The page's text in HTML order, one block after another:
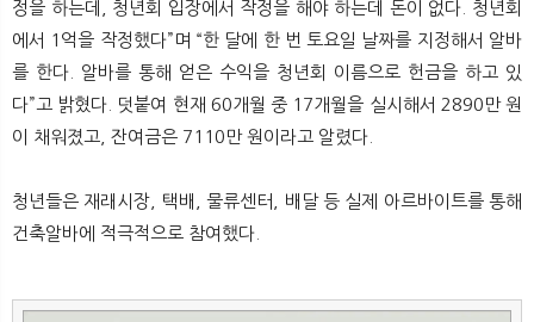
정을 하는데, 청년회 입장에서 작정을 해야 하는데 돈이 없다. 청년회
에서 1억을 작정했다”며 “한 달에 한 번 토요일 날짜를 지정해서 알바
를 한다. 알바를 통해 얻은 수익을 청년회 이름으로 헌금을 하고 있
다”고 밝혔다. 덧붙여 현재 60개월 중 17개월을 실시해서 2890만 원
이 채워졌고, 잔여금은 7110만 원이라고 알렸다.
청년들은 재래시장, 택배, 물류센터, 배달 등 실제 아르바이트를 통해
건축알바에 적극적으로 참여했다.